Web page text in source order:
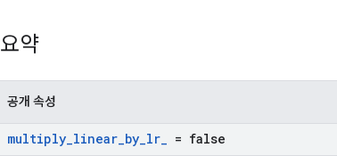
요약
공개 속성
multiply_linear_by_lr_ = false